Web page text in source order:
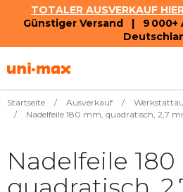
TOTALER AUSVERKAUF
Günstiger Versand | 9 000+
Inhalt
Startseite / Ausverkauf /
/
Nadelfeile 180 mm, quadratisch, 2,7
Nadelfeile